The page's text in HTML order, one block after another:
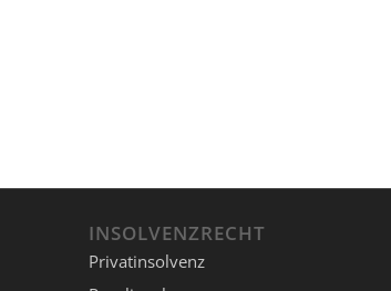
INSOLVENZRECHT
Privatinsolvenz